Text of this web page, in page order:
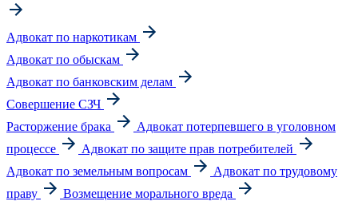
Адвокат по наркотикам
Адвокат по обыскам
Адвокат по банковским делам
Совершение СЗЧ
Расторжение брака
Адвокат потерпевшего в уголовном
процессе
Адвокат по защите прав потребителей
Адвокат по земельным вопросам
Адвокат по трудовому
праву
Возмещение морального вреда